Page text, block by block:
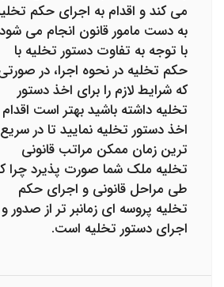
می کند و اقدام به اجرای حکم
به دست مامور قانون انجام می
با توجه به تفاوت دستور تخلیه با
حکم تخلیه در نحوه اجرا، در
که شرایط لازم را برای اخذ دستور
تخلیه داشته باشید بهتر است اقدام
اخذ دستور تخلیه نمایید تا در سریع
ترین زمان ممکن مراتب قانونی
تخلیه ملک شما صورت پذیرد چرا
طی مراحل قانونی و اجرای حکم
تخلیه پروسه ای زمانبر تر از صدور و
اجرای دستور تخلیه است.